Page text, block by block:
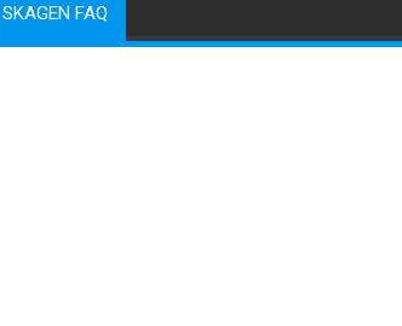
SKAGEN FAQ